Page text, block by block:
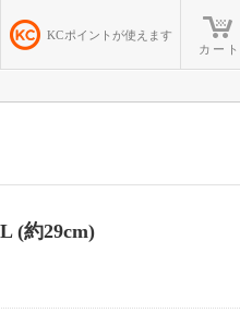
KCポイントが使えます
カート
(約29cm)